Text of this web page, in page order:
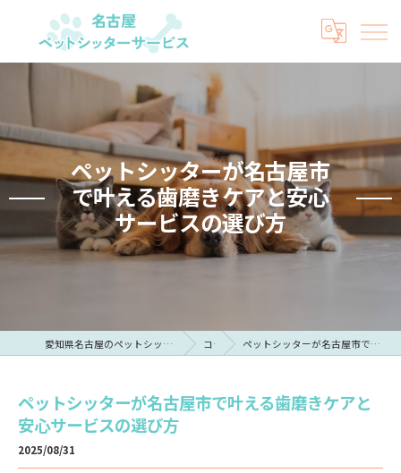
ペットシッターが名古屋市
で叶える歯磨きケアと安心
サービスの選び方
愛知県名古屋のペットシッターなら名古屋ペットシッターサービス コラム ペットシッターが名古屋市で叶える歯磨きケアと安心サービスの選び方
ペットシッターが名古屋市で叶える歯磨きケアと
安心サービスの選び方
2025/08/31